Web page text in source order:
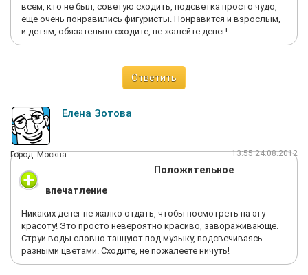
всем, кто не был, советую сходить, подсветка просто чудо,
еще очень понравились фигуристы. Понравится и взрослым,
и детям, обязательно сходите, не жалейте денег!
Ответить
Елена Зотова
Город: Москва 13:55 24.08.2012
Положительное
впечатление
Никаких денег не жалко отдать, чтобы посмотреть на эту
красоту! Это просто невероятно красиво, завораживающе.
Струи воды словно танцуют под музыку, подсвечиваясь
разными цветами. Сходите, не пожалеете ничуть!